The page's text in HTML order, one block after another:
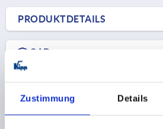
Zustimmung Details
PRODUKTDETAILS
CAD